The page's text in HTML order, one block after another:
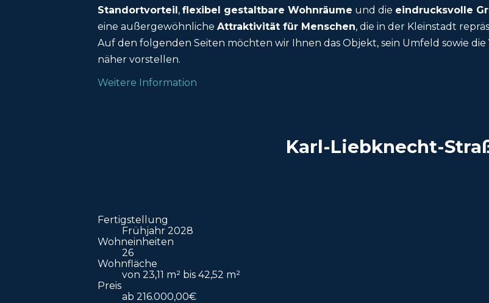
Standortvorteil, flexibel gestaltbare Wohnräume und die eindrucksvolle
eine außergewöhnliche Attraktivität für Menschen, die in der Kleinstadt
Auf den folgenden Seiten möchten wir Ihnen das Objekt, sein Umfeld sowie
näher vorstellen.
Weitere Information
Karl-Liebknecht-
Fertigstellung
Frühjahr 2028
Wohneinheiten
26
Wohnfläche
von 23,11 m² bis 42,52 m²
Preis
ab 216.000,00€